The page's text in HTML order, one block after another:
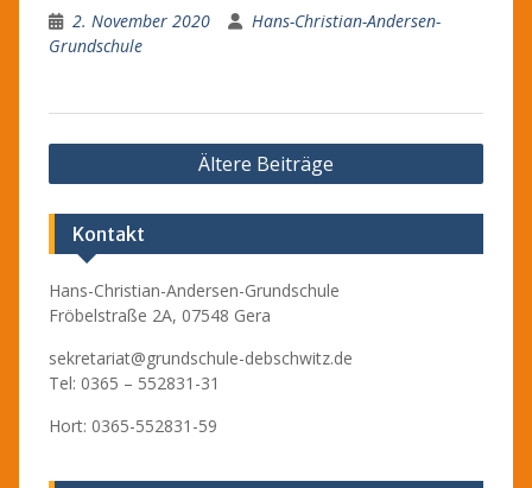
2. November 2020
Hans-Christian-Andersen-
Grundschule
Beitragsnavigation
Ältere Beiträge
Kontakt
Hans-Christian-Andersen-Grundschule
Fröbelstraße 2A, 07548 Gera
sekretariat@grundschule-debschwitz.de
Tel: 0365 – 552831-31
Hort: 0365-552831-59